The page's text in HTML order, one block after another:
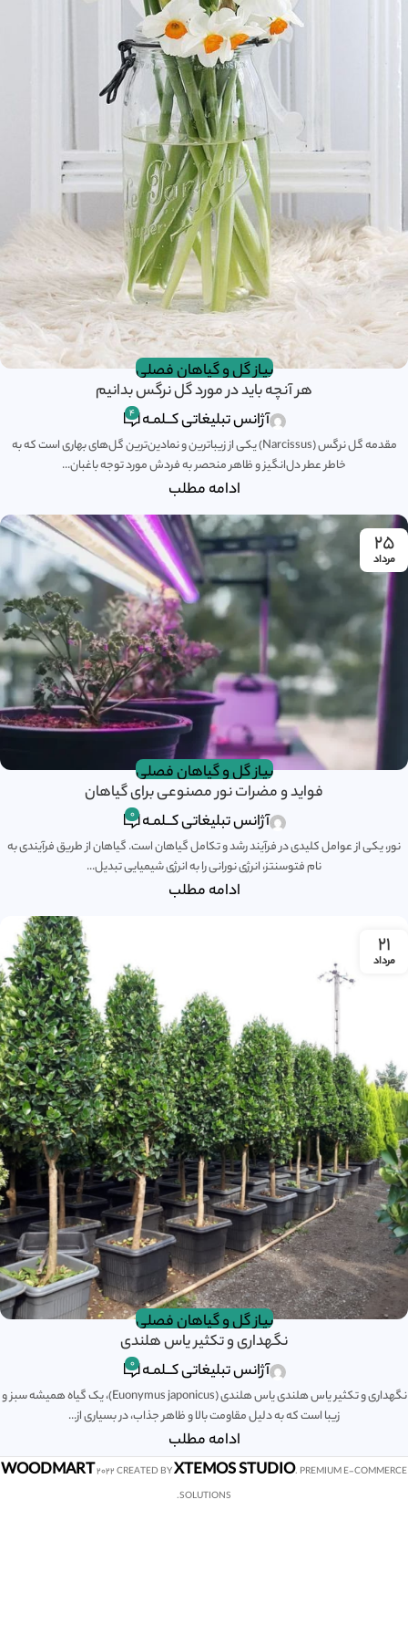
پیاز گل و گیاهان فصلی
هر آنچه باید در مورد گل نرگس بدانیم
آژانس تبلیغاتی کــلمـه 4
مقدمه گل نرگس (Narcissus) یکی از زیباترین و نمادین‌ترین گل‌های بهاری است که به
خاطر عطر دل‌انگیز و ظاهر منحصر به فردش مورد توجه باغبان...
ادامه مطلب
۲۵
مرداد
پیاز گل و گیاهان فصلی
فواید و مضرات نور مصنوعی برای گیاهان
آژانس تبلیغاتی کــلمـه 0
نور، یکی از عوامل کلیدی در فرآیند رشد و تکامل گیاهان است. گیاهان از طریق فرآیندی به
نام فتوسنتز، انرژی نورانی را به انرژی شیمیایی تبدیل...
ادامه مطلب
۲۱
مرداد
پیاز گل و گیاهان فصلی
نگهداری و تکثیر یاس هلندی
آژانس تبلیغاتی کــلمـه 0
نگهداری و تکثیر یاس هلندی یاس هلندی (Euonymus japonicus)، یک گیاه همیشه سبز و
زیبا است که به دلیل مقاومت بالا و ظاهر جذاب، در بسیاری از...
ادامه مطلب
WOODMART2022 CREATED BYXTEMOS STUDIO. PREMIUM E-COMMERCE
SOLUTIONS.